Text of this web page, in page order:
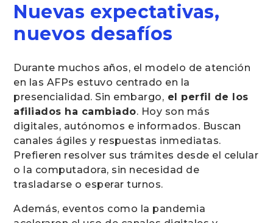
Nuevas expectativas,
nuevos desafíos
Durante muchos años, el modelo de atención
en las AFPs estuvo centrado en la
presencialidad. Sin embargo, el perfil de los
afiliados ha cambiado. Hoy son más
digitales, autónomos e informados. Buscan
canales ágiles y respuestas inmediatas.
Prefieren resolver sus trámites desde el celular
o la computadora, sin necesidad de
trasladarse o esperar turnos.
Además, eventos como la pandemia